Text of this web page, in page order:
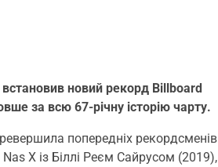
встановив новий рекорд Billboard
за всю 67-річну історію чарту.
попередніх рекордсменів
X із Біллі Реєм Сайрусом (2019),